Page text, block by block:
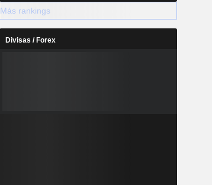
Más rankings
Divisas / Forex